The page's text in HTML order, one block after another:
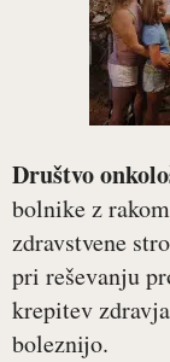
Društvo
bolnike z
zdravstvene
pri reševanju
krepitev
boleznijo.